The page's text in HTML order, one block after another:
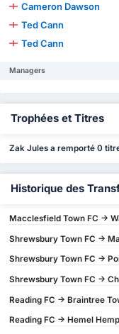
Cameron Dawson
Ted Cann
Ted Cann
Managers
Trophées et Titres
Zak Jules a remporté 0
Historique des
Macclesfield Town FC ->
Shrewsbury Town FC ->
Shrewsbury Town FC ->
Shrewsbury Town FC ->
Reading FC -> Braintree
Reading FC -> Hemel